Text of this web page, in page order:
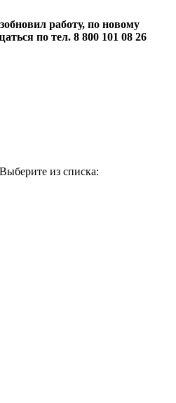
работу, по новому
по тел. 8 800 101 08 26
из списка: